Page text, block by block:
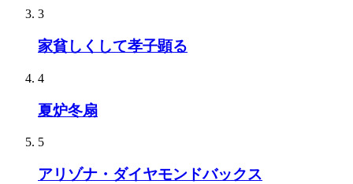
3
家貧しくして孝子顕る
4
夏炉冬扇
5
アリゾナ・ダイヤモンドバックス